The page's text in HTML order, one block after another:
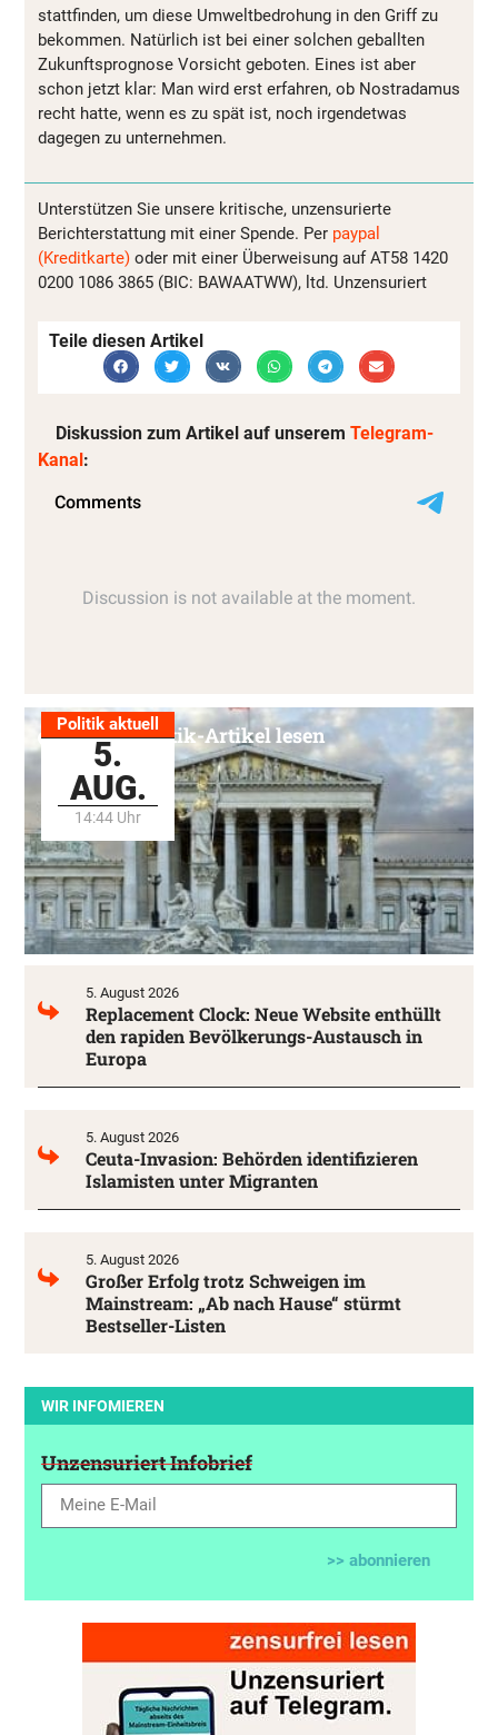
stattfinden, um diese Umweltbedrohung in den Griff zu
bekommen. Natürlich ist bei einer solchen geballten
Zukunftsprognose Vorsicht geboten. Eines ist aber
schon jetzt klar: Man wird erst erfahren, ob Nostradamus
recht hatte, wenn es zu spät ist, noch irgendetwas
dagegen zu unternehmen.
Unterstützen Sie unsere kritische, unzensurierte
Berichterstattung mit einer Spende. Per paypal
(Kreditkarte) oder mit einer Überweisung auf AT58 1420
0200 1086 3865 (BIC: BAWAATWW), ltd. Unzensuriert
Teile diesen Artikel
Diskussion zum Artikel auf unserem Telegram-
Kanal:
Politik aktuell
5.
AUG.
14:44 Uhr
Alle Politik-Artikel lesen
5. August 2026
Replacement Clock: Neue Website enthüllt
den rapiden Bevölkerungs-Austausch in
Europa
5. August 2026
Ceuta-Invasion: Behörden identifizieren
Islamisten unter Migranten
5. August 2026
Großer Erfolg trotz Schweigen im
Mainstream: „Ab nach Hause“ stürmt
Bestseller-Listen
WIR INFOMIEREN
Unzensuriert Infobrief
>> abonnieren